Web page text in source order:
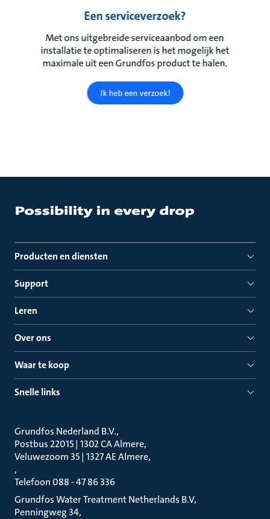
Een serviceverzoek?
Met ons uitgebreide serviceaanbod om een
installatie te optimaliseren is het mogelijk het
maximale uit een Grundfos product te halen.
Ik heb een verzoek!
Producten en diensten
Support
Leren
Over ons
Waar te koop
Snelle links
Grundfos Nederland B.V.
Postbus 22015 | 1302 CA Almere
Veluwezoom 35 | 1327 AE Almere
Telefoon 088 - 47 86 336
Grundfos Water Treatment Netherlands B.V
Penningweg 34